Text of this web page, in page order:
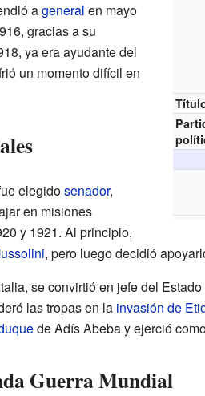
ageneral en mayo
gracias a su
ya era ayudante del
un momento difícil en
elegidosenador,
en misiones
y 1921. Al principio,
, pero luego decidió
se convirtió en jefe del
las tropas en la invasión de
de Adís Abeba y ejerció
Guerra Mundial